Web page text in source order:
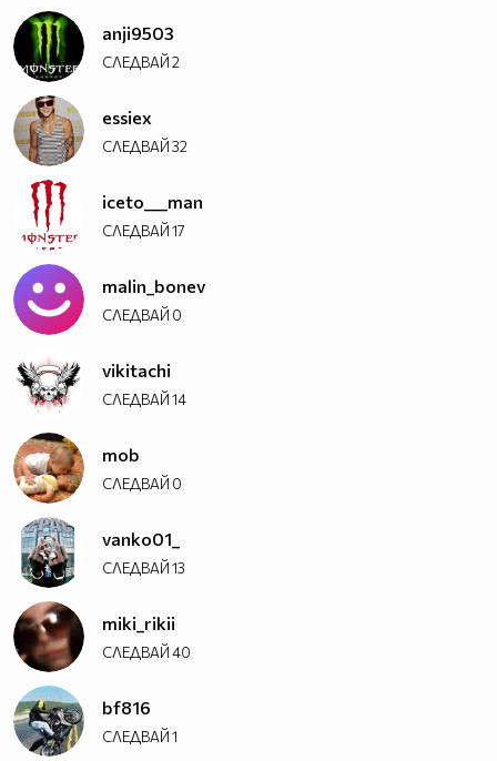
anji9503
СЛЕДВАЙ2
essiex
СЛЕДВАЙ32
iceto___man
СЛЕДВАЙ17
malin_bonev
СЛЕДВАЙ 0
vikitachi
СЛЕДВАЙ14
mob
СЛЕДВАЙ 0
vanko01_
СЛЕДВАЙ13
miki_rikii
СЛЕДВАЙ40
bf816
СЛЕДВАЙ1